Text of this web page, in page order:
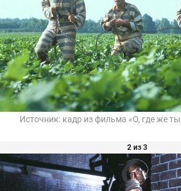
Источник: кадр из фильма «О, где же
2 из 3